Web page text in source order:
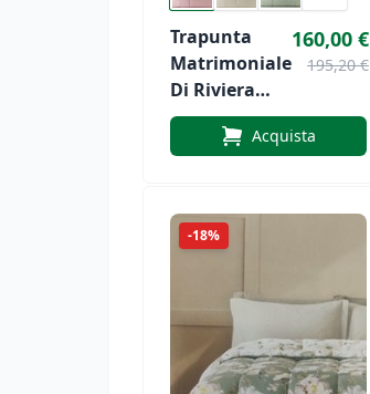
Trapunta
Matrimoniale
Di Riviera
Art. Veloury
160,00 €
195,20 €
Acquista
-18%